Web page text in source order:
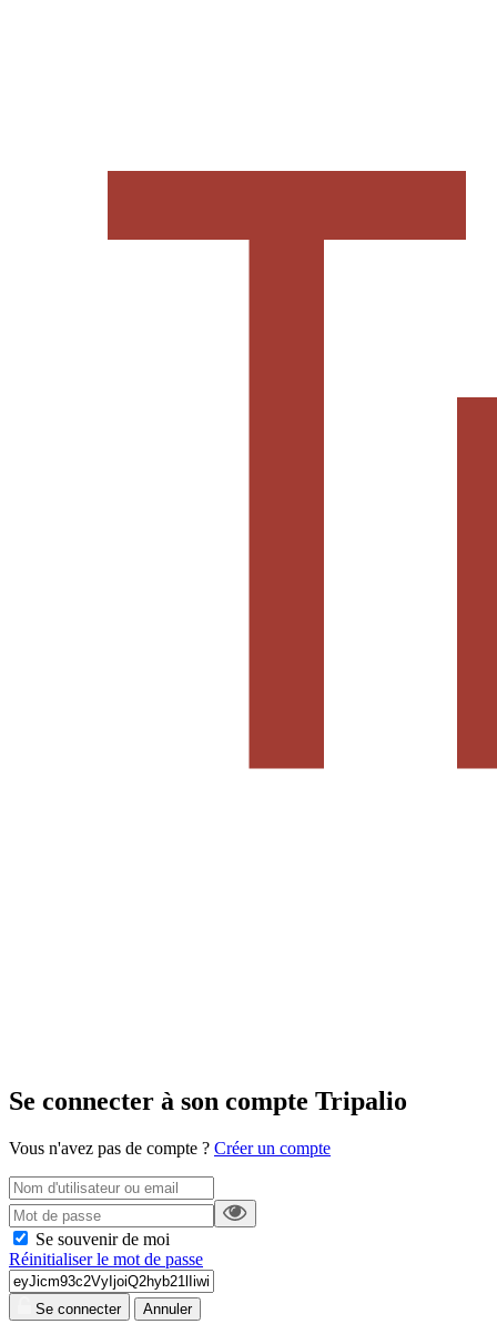
Se connecter à son compte Tripalio
Vous n'avez pas de compte ? Créer un compte
Se souvenir de moi
Réinitialiser le mot de passe
Se connecter Annuler